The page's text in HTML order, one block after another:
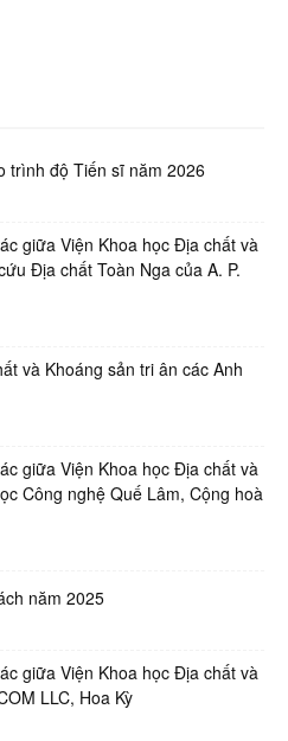
trình độ Tiến sĩ năm 2026
giữa Viện Khoa học Địa chất và
Địa chất Toàn Nga của A. P.
và Khoáng sản tri ân các Anh
giữa Viện Khoa học Địa chất và
Công nghệ Quế Lâm, Cộng hoà
năm 2025
giữa Viện Khoa học Địa chất và
LLC, Hoa Kỳ